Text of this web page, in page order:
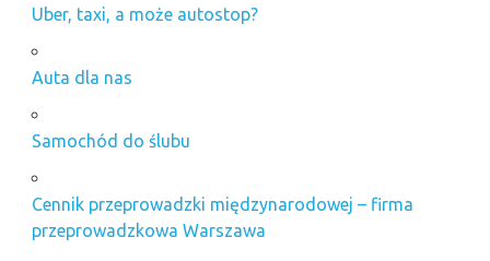
Uber, taxi, a może autostop?
Auta dla nas
Samochód do ślubu
Cennik przeprowadzki międzynarodowej – firma
przeprowadzkowa Warszawa